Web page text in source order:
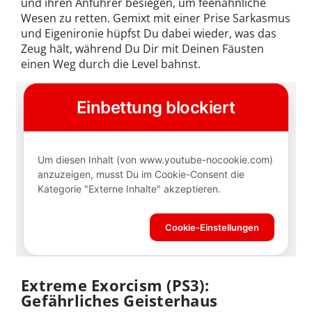
Wesen zu retten. Gemixt mit einer Prise Sarkasmus
und Eigenironie hüpfst Du dabei wieder, was das
Zeug hält, während Du Dir mit Deinen Fäusten
einen Weg durch die Level bahnst.
Extreme Exorcism (PS3):
Gefährliches Geisterhaus